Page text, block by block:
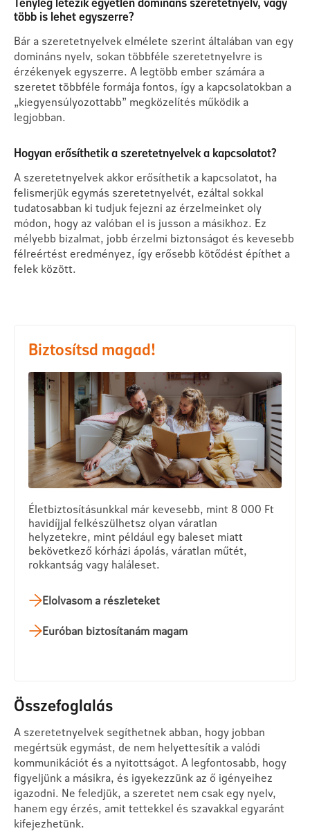
több is lehet egyszerre?
Bár a szeretetnyelvek elmélete szerint általában van egy
domináns nyelv, sokan többféle szeretetnyelvre is
érzékenyek egyszerre. A legtöbb ember számára a
szeretet többféle formája fontos, így a kapcsolatokban a
„kiegyensúlyozottabb” megközelítés működik a
legjobban.
Hogyan erősíthetik a szeretetnyelvek a kapcsolatot?
A szeretetnyelvek akkor erősíthetik a kapcsolatot, ha
felismerjük egymás szeretetnyelvét, ezáltal sokkal
tudatosabban ki tudjuk fejezni az érzelmeinket oly
módon, hogy az valóban el is jusson a másikhoz. Ez
mélyebb bizalmat, jobb érzelmi biztonságot és kevesebb
félreértést eredményez, így erősebb kötődést építhet a
felek között.
Biztosítsd magad!
Életbiztosításunkkal már kevesebb, mint 8 000 Ft
havidíjjal felkészülhetsz olyan váratlan
helyzetekre, mint például egy baleset miatt
bekövetkező kórházi ápolás, váratlan műtét,
rokkantság vagy haláleset.
Elolvasom a részleteket
Euróban biztosítanám magam
Összefoglalás
A szeretetnyelvek segíthetnek abban, hogy jobban
megértsük egymást, de nem helyettesítik a valódi
kommunikációt és a nyitottságot. A legfontosabb, hogy
figyeljünk a másikra, és igyekezzünk az ő igényeihez
igazodni. Ne feledjük, a szeretet nem csak egy nyelv,
hanem egy érzés, amit tettekkel és szavakkal egyaránt
kifejezhetünk.